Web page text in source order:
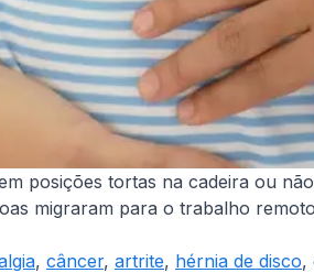
posições tortas na cadeira ou
migraram para o trabalho
, câncer, artrite, hérnia de disco,